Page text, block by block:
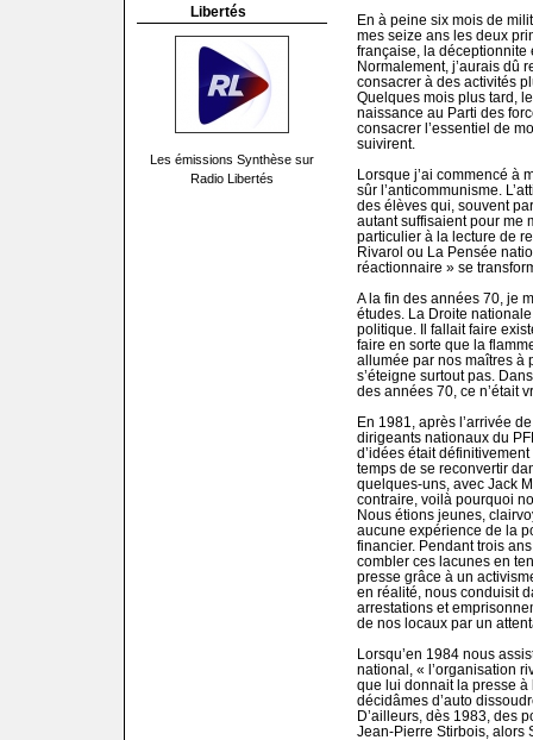
Libertés
Les émissions Synthèse sur
Radio Libertés
En à peine six mois de
mes seize ans les deux
française, la déceptionnite
Normalement, j’aurais dû
consacrer à des activités
Quelques mois plus tard,
naissance au Parti des
consacrer l’essentiel de
suivirent.
Lorsque j’ai commencé à
sûr l’anticommunisme.
des élèves qui, souvent
autant suffisaient pour me
particulier à la lecture de
Rivarol ou La Pensée
réactionnaire » se
A la fin des années 70, je
études. La Droite
politique. Il fallait faire
faire en sorte que la
allumée par nos maîtres à
s’éteigne surtout pas.
des années 70, ce n’était
En 1981, après l’arrivée
dirigeants nationaux du
d’idées était
temps de se reconvertir
quelques-uns, avec Jack
contraire, voilà pourquoi
Nous étions jeunes,
aucune expérience de la
financier. Pendant trois
combler ces lacunes en
presse grâce à un
en réalité, nous conduisit
arrestations et
de nos locaux par un
Lorsqu’en 1984 nous
national, « l’organisation
que lui donnait la presse à
décidâmes d’auto
D’ailleurs, dès 1983, des
Jean-Pierre Stirbois, alors